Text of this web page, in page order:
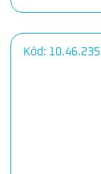
Kód: 10.46.235